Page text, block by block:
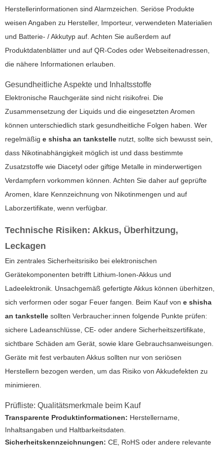
Herstellerinformationen sind Alarmzeichen. Seriöse Produkte
weisen Angaben zu Hersteller, Importeur, verwendeten Materialien
und Batterie- / Akkutyp auf. Achten Sie außerdem auf
Produktdatenblätter und auf QR-Codes oder Webseitenadressen,
die nähere Informationen erlauben.
Gesundheitliche Aspekte und Inhaltsstoffe
Elektronische Rauchgeräte sind nicht risikofrei. Die
Zusammensetzung der Liquids und die eingesetzten Aromen
können unterschiedlich stark gesundheitliche Folgen haben. Wer
regelmäßig e shisha an tankstelle nutzt, sollte sich bewusst sein,
dass Nikotinabhängigkeit möglich ist und dass bestimmte
Zusatzstoffe wie Diacetyl oder giftige Metalle in minderwertigen
Verdampfern vorkommen können. Achten Sie daher auf geprüfte
Aromen, klare Kennzeichnung von Nikotinmengen und auf
Laborzertifikate, wenn verfügbar.
Technische Risiken: Akkus, Überhitzung,
Leckagen
Ein zentrales Sicherheitsrisiko bei elektronischen
Gerätekomponenten betrifft Lithium-Ionen-Akkus und
Ladeelektronik. Unsachgemäß gefertigte Akkus können überhitzen,
sich verformen oder sogar Feuer fangen. Beim Kauf von e shisha
an tankstelle sollten Verbraucher:innen folgende Punkte prüfen:
sichere Ladeanschlüsse, CE- oder andere Sicherheitszertifikate,
sichtbare Schäden am Gerät, sowie klare Gebrauchsanweisungen.
Geräte mit fest verbauten Akkus sollten nur von seriösen
Herstellern bezogen werden, um das Risiko von Akkudefekten zu
minimieren.
Prüfliste: Qualitätsmerkmale beim Kauf
Transparente Produktinformationen: Herstellername,
Inhaltsangaben und Haltbarkeitsdaten.
Sicherheitskennzeichnungen: CE, RoHS oder andere relevante